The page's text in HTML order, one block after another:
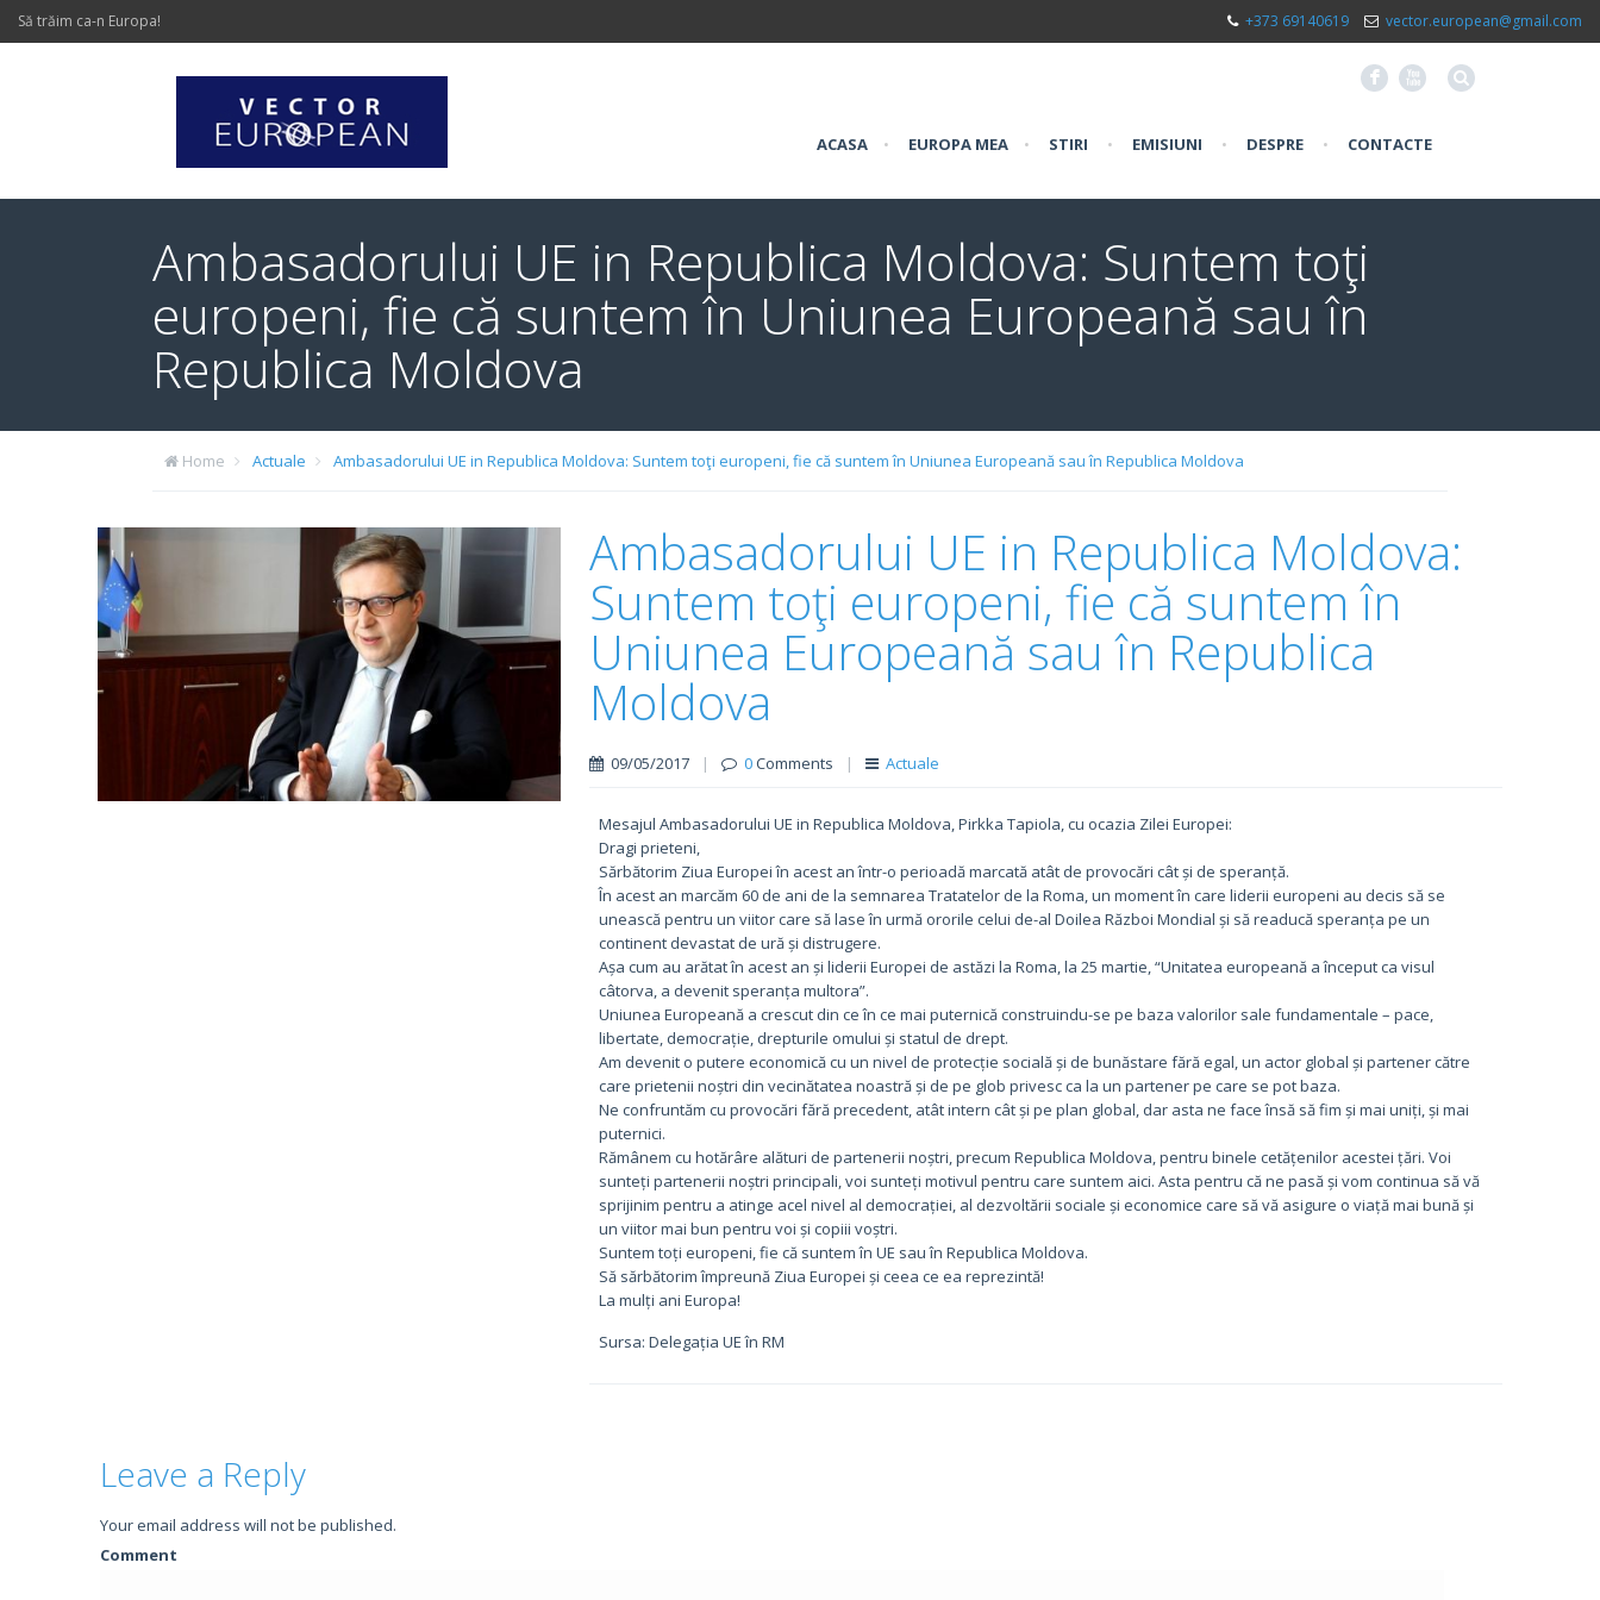
Să trăim ca-n Europa! +373 69140619 vector.european@gmail.com
F X
ACASA • EUROPA MEA • STIRI • EMISIUNI • DESPRE • CONTACTE
Ambasadorului UE in Republica Moldova: Suntem toţi
europeni, fie că suntem în Uniunea Europeană sau în
Republica Moldova
Home Actuale Ambasadorului UE in Republica Moldova: Suntem toţi europeni, fie că suntem în Uniunea Europeană sau în Republica Moldova
Ambasadorului UE in Republica Moldova:
Suntem toţi europeni, fie că suntem în
Uniunea Europeană sau în Republica
Moldova
09/05/2017 | 0Comments | Actuale
Mesajul Ambasadorului UE in Republica Moldova, Pirkka Tapiola, cu ocazia Zilei Europei:
Dragi prieteni,
Sărbătorim Ziua Europei în acest an într-o perioadă marcată atât de provocări cât și de speranță.
În acest an marcăm 60 de ani de la semnarea Tratatelor de la Roma, un moment în care liderii europeni au decis să se
unească pentru un viitor care să lase în urmă ororile celui de-al Doilea Război Mondial și să readucă speranța pe un
continent devastat de ură și distrugere.
Așa cum au arătat în acest an și liderii Europei de astăzi la Roma, la 25 martie, “Unitatea europeană a început ca visul
câtorva, a devenit speranța multora”.
Uniunea Europeană a crescut din ce în ce mai puternică construindu-se pe baza valorilor sale fundamentale – pace,
libertate, democrație, drepturile omului și statul de drept.
Am devenit o putere economică cu un nivel de protecție socială și de bunăstare fără egal, un actor global și partener către
care prietenii noștri din vecinătatea noastră și de pe glob privesc ca la un partener pe care se pot baza.
Ne confruntăm cu provocări fără precedent, atât intern cât și pe plan global, dar asta ne face însă să fim și mai uniți, și mai
puternici.
Rămânem cu hotărâre alături de partenerii noștri, precum Republica Moldova, pentru binele cetățenilor acestei țări. Voi
sunteți partenerii noștri principali, voi sunteți motivul pentru care suntem aici. Asta pentru că ne pasă și vom continua să vă
sprijinim pentru a atinge acel nivel al democrației, al dezvoltării sociale și economice care să vă asigure o viață mai bună și
un viitor mai bun pentru voi și copiii voștri.
Suntem toți europeni, fie că suntem în UE sau în Republica Moldova.
Să sărbătorim împreună Ziua Europei și ceea ce ea reprezintă!
La mulți ani Europa!
Sursa: Delegația UE în RM
Leave a Reply
Your email address will not be published.
Comment